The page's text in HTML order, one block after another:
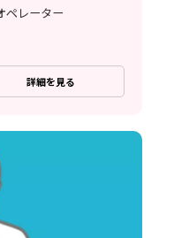
ペレーター
詳細を見る